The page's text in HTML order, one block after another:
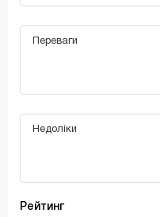
Рейтинг